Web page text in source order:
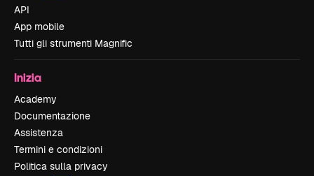
API
App mobile
Tutti gli strumenti Magnific
Inizia
Academy
Documentazione
Assistenza
Termini e condizioni
Politica sulla privacy